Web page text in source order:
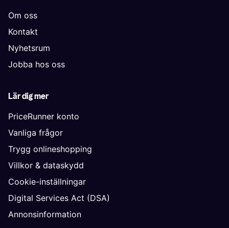
Om oss
Kontakt
Nyhetsrum
Jobba hos oss
Lär dig mer
PriceRunner konto
Vanliga frågor
Trygg onlineshopping
Villkor & dataskydd
Cookie-inställningar
Digital Services Act (DSA)
Annonsinformation